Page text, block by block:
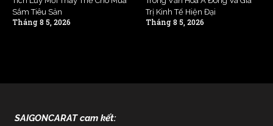
Sắm Tiêu Sản
Tháng 8 5, 2026
Trị Kinh Tế Hiện Đại
Tháng 8 5, 2026
SAIGONCARAT cam kết: